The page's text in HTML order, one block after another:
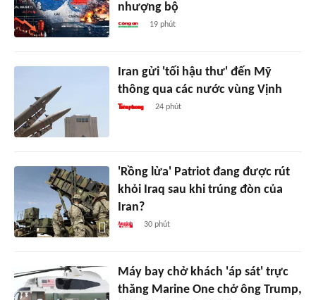
nhượng bộ
19 phút
Iran gửi 'tối hậu thư' đến Mỹ
thông qua các nước vùng Vịnh
24 phút
'Rồng lửa' Patriot đang được rút
khỏi Iraq sau khi trúng đòn của
Iran?
30 phút
Máy bay chở khách 'áp sát' trực
thăng Marine One chở ông Trump,